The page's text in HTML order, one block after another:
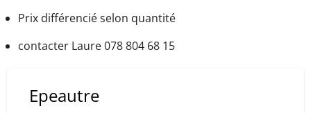
Prix différencié selon quantité
contacter Laure 078 804 68 15
Epeautre